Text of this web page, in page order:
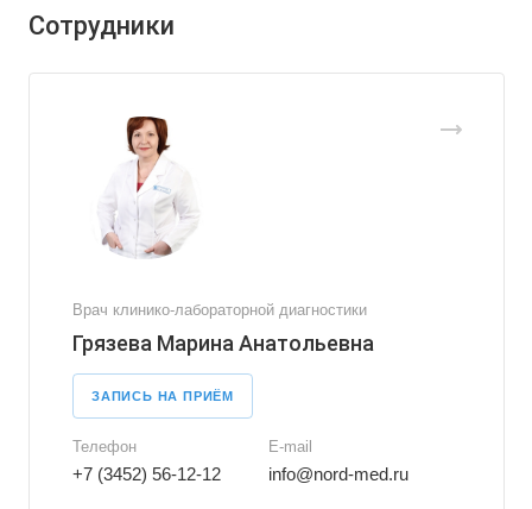
Сотрудники
Врач клинико-лабораторной диагностики
Грязева Марина Анатольевна
ЗАПИСЬ НА ПРИЁМ
Телефон
+7 (3452) 56-12-12
E-mail
info@nord-med.ru